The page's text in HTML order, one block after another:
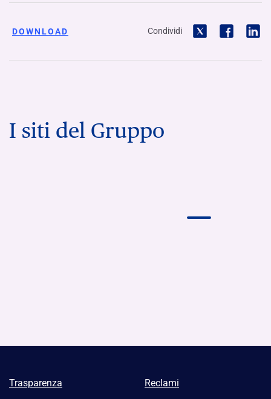
DOWNLOAD Condividi
I siti del Gruppo
Trasparenza Reclami